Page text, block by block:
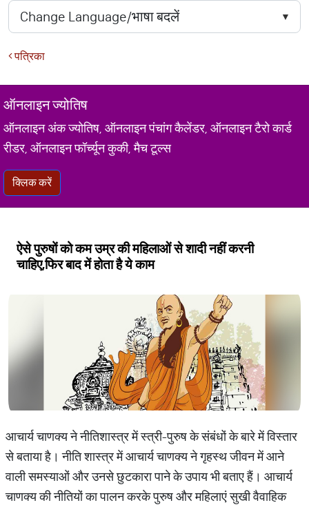
पत्रिका
ऑनलाइन ज्योतिष
ऑनलाइन अंक ज्योतिष, ऑनलाइन पंचांग कैलेंडर, ऑनलाइन टैरो कार्ड
रीडर, ऑनलाइन फॉर्च्यून कुकी, मैच टूल्स
क्लिक करें
ऐसे पुरुषों को कम उम्र की महिलाओं से शादी नहीं करनी
चाहिए,फिर बाद में होता है ये काम
आचार्य चाणक्य ने नीतिशास्त्र में स्त्री-पुरुष के संबंधों के बारे में विस्तार
से बताया है। नीति शास्त्र में आचार्य चाणक्य ने गृहस्थ जीवन में आने
वाली समस्याओं और उनसे छुटकारा पाने के उपाय भी बताए हैं। आचार्य
चाणक्य की नीतियों का पालन करके पुरुष और महिलाएं सुखी वैवाहिक